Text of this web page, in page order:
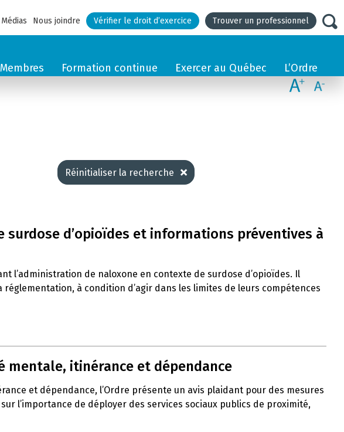
Médias Nous joindre Vérifier le droit d’exercice Trouver un professionnel
Membres Formation continue Exercer au Québec L’Ordre
Réinitialiser la recherche
d’opioïdes et informations préventives à
l’administration de naloxone en contexte de surdose d’opioïdes. Il
à condition d’agir dans les limites de leurs compétences
mentale, itinérance et dépendance
et dépendance, l’Ordre présente un avis plaidant pour des mesures
l’importance de déployer des services sociaux publics de proximité,